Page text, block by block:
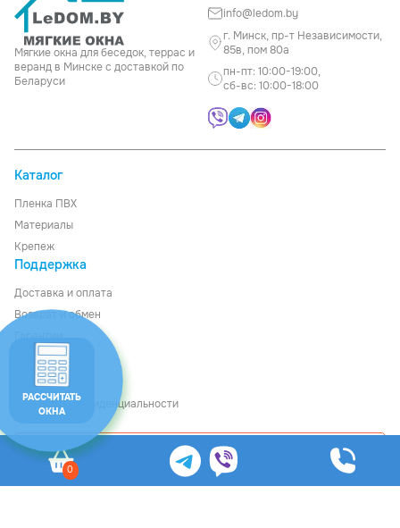
Мягкие окна для беседок, террас и
веранд в Минске с доставкой по
Беларуси
info@ledom.by
г. Минск, пр-т Независимости,
85в, пом 80а
пн-пт: 10:00-19:00,
сб-вс: 10:00-18:00
Каталог
Пленка ПВХ
Материалы
Крепеж
Поддержка
Доставка иоплата
Возврат и обмен
О компании
Контакты
Политика конфиденциальности
Рассчитать стоимость
0
РАССЧИТАТЬ
ОКНА